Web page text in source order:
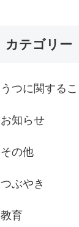
カテゴリー
うつに関するこ
お知らせ
その他
つぶやき
教育